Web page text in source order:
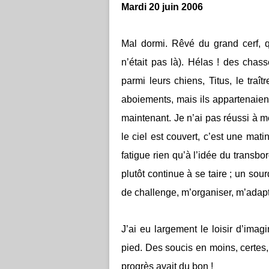
Mardi 20 juin 2006
Mal dormi. Rêvé du grand cerf,
n’était pas là). Hélas ! des
parmi leurs chiens, Titus, le
aboiements, mais ils
maintenant. Je n’ai pas réussi à
le ciel est couvert, c’est une
fatigue rien qu’à l’idée du
plutôt continue à se taire ; un
de challenge, m’organiser,
J’ai eu largement le loisir
pied. Des soucis en moins,
progrès avait du bon !